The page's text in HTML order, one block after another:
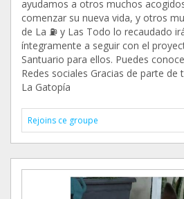
ayudamos a otros muchos
comenzar su nueva vida, y otros
de La ⛽️ y Las Todo lo recaudado
íntegramente a seguir con el
Santuario para ellos. Puedes
Redes sociales Gracias de parte
La Gatopía
Rejoins ce groupe